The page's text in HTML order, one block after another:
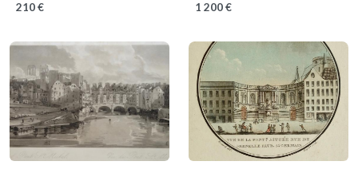
210 € 1 200 €